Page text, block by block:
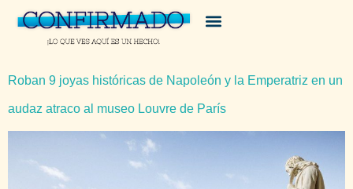
Roban 9 joyas históricas de Napoleón y la Emperatriz en un
audaz atraco al museo Louvre de París